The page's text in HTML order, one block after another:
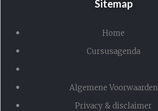
Sitemap
Home
Cursusagenda
Algemene Voorwaarden
Privacy & disclaimer